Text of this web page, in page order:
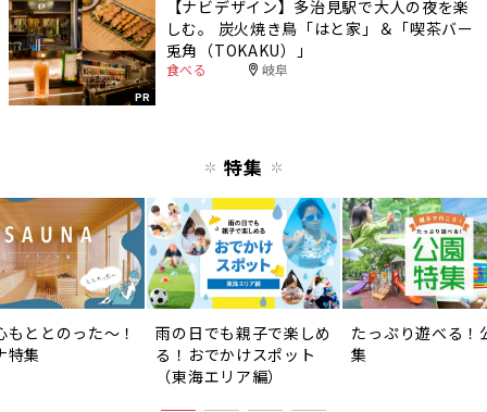
PR
【ナビデザイン】多治見駅で大人の夜を楽
しむ。 炭火焼き鳥「はと家」＆「喫茶バー
兎角（TOKAKU）」
食べる 岐阜
特集
もととのった〜！
特集
雨の日でも親子で楽しめ
る！おでかけスポット
（東海エリア編）
たっぷり遊べる！
集